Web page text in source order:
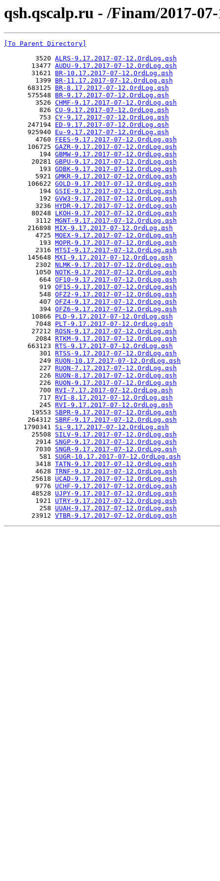
qsh.qscalp.ru - /Finam/2017-
[To Parent Directory]
        3520
ALRS-9.17.2017-07-12.OrdLog.qsh
       13477
AUDU-9.17.2017-07-12.OrdLog.qsh
       31621
BR-10.17.2017-07-12.OrdLog.qsh
        1399
BR-11.17.2017-07-12.OrdLog.qsh
      683125
BR-8.17.2017-07-12.OrdLog.qsh
      575548
BR-9.17.2017-07-12.OrdLog.qsh
        3526
CHMF-9.17.2017-07-12.OrdLog.qsh
         826
CU-9.17.2017-07-12.OrdLog.qsh
         753
CY-9.17.2017-07-12.OrdLog.qsh
      247194
ED-9.17.2017-07-12.OrdLog.qsh
      925940
Eu-9.17.2017-07-12.OrdLog.qsh
        4760
FEES-9.17.2017-07-12.OrdLog.qsh
      106725
GAZR-9.17.2017-07-12.OrdLog.qsh
         194
GBMW-9.17.2017-07-12.OrdLog.qsh
       20281
GBPU-9.17.2017-07-12.OrdLog.qsh
         193
GDBK-9.17.2017-07-12.OrdLog.qsh
        5921
GMKR-9.17.2017-07-12.OrdLog.qsh
      106622
GOLD-9.17.2017-07-12.OrdLog.qsh
         194
GSIE-9.17.2017-07-12.OrdLog.qsh
         192
GVW3-9.17.2017-07-12.OrdLog.qsh
        3236
HYDR-9.17.2017-07-12.OrdLog.qsh
       80248
LKOH-9.17.2017-07-12.OrdLog.qsh
        3112
MGNT-9.17.2017-07-12.OrdLog.qsh
      216898
MIX-9.17.2017-07-12.OrdLog.qsh
        4725
MOEX-9.17.2017-07-12.OrdLog.qsh
         193
MOPR-9.17.2017-07-12.OrdLog.qsh
        2316
MTSI-9.17.2017-07-12.OrdLog.qsh
      145648
MXI-9.17.2017-07-12.OrdLog.qsh
        2302
NLMK-9.17.2017-07-12.OrdLog.qsh
        1050
NOTK-9.17.2017-07-12.OrdLog.qsh
         664
OF10-9.17.2017-07-12.OrdLog.qsh
         919
OF15-9.17.2017-07-12.OrdLog.qsh
         548
OFZ2-9.17.2017-07-12.OrdLog.qsh
         407
OFZ4-9.17.2017-07-12.OrdLog.qsh
         394
OFZ6-9.17.2017-07-12.OrdLog.qsh
       10866
PLD-9.17.2017-07-12.OrdLog.qsh
        7048
PLT-9.17.2017-07-12.OrdLog.qsh
       27212
ROSN-9.17.2017-07-12.OrdLog.qsh
        2084
RTKM-9.17.2017-07-12.OrdLog.qsh
      663123
RTS-9.17.2017-07-12.OrdLog.qsh
         301
RTSS-9.17.2017-07-12.OrdLog.qsh
         249
RUON-10.17.2017-07-12.OrdLog.qsh
         227
RUON-7.17.2017-07-12.OrdLog.qsh
         226
RUON-8.17.2017-07-12.OrdLog.qsh
         226
RUON-9.17.2017-07-12.OrdLog.qsh
         700
RVI-7.17.2017-07-12.OrdLog.qsh
         717
RVI-8.17.2017-07-12.OrdLog.qsh
         245
RVI-9.17.2017-07-12.OrdLog.qsh
       19553
SBPR-9.17.2017-07-12.OrdLog.qsh
      264312
SBRF-9.17.2017-07-12.OrdLog.qsh
     1790341
Si-9.17.2017-07-12.OrdLog.qsh
       25508
SILV-9.17.2017-07-12.OrdLog.qsh
        2914
SNGP-9.17.2017-07-12.OrdLog.qsh
        7030
SNGR-9.17.2017-07-12.OrdLog.qsh
         581
SUGR-10.17.2017-07-12.OrdLog.qsh
        3418
TATN-9.17.2017-07-12.OrdLog.qsh
        4628
TRNF-9.17.2017-07-12.OrdLog.qsh
       25618
UCAD-9.17.2017-07-12.OrdLog.qsh
        9776
UCHF-9.17.2017-07-12.OrdLog.qsh
       48528
UJPY-9.17.2017-07-12.OrdLog.qsh
        1921
UTRY-9.17.2017-07-12.OrdLog.qsh
         258
UUAH-9.17.2017-07-12.OrdLog.qsh
       23912
VTBR-9.17.2017-07-12.OrdLog.qsh